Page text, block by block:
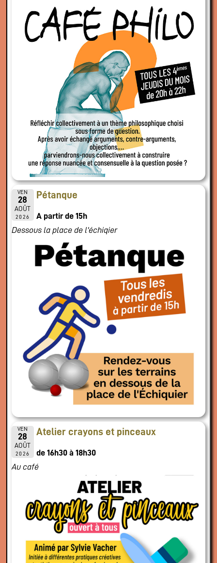
VEN
28
AOÛT
2026
Pétanque
A partir de 15h
Dessous la place de l'échiqier
VEN
28
AOÛT
2026
Atelier crayons et pinceaux
de 16h30 à 18h30
Au café